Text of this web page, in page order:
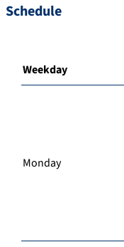
Schedule
Weekday
Monday